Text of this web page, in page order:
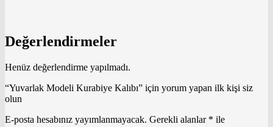
Değerlendirmeler
Henüz değerlendirme yapılmadı.
“Yuvarlak Modeli Kurabiye Kalıbı” için yorum yapan ilk kişi siz
olun
E-posta hesabınız yayımlanmayacak. Gerekli alanlar * ile